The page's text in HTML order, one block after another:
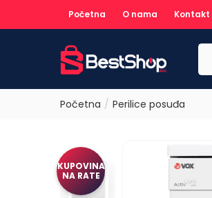
Početna O nama Kontakt
Početna Perilice posuđa
KUPOVINA
NA RATE